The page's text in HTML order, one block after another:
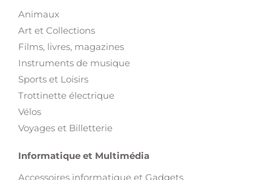
Films, livres, magazines
Instruments de musique
Sports et Loisirs
Trottinette électrique
Vélos
Voyages et Billetterie
Informatique et Multimédia
Appareils photo et Caméras
Image & Son